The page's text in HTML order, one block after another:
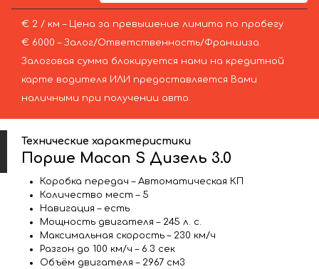
€ 2 / км – Цена за превышение лимита по пробегу
€ 6000 – Залог/Ответственность/Франшиза.
Залоговая сумма блокируется нами на кредитной
карте водителя ИЛИ предоставляется Вами
наличными при получении авто.
Технические характеристики
Порше Macan S Дизель 3.0
Коробка передач – Автоматическая КП
Количество мест – 5
Навигация – есть
Мощность двигателя – 245 л. с.
Максимальная скорость – 230 км/ч
Разгон до 100 км/ч – 6.3 сек
Объём двигателя – 2967 см3